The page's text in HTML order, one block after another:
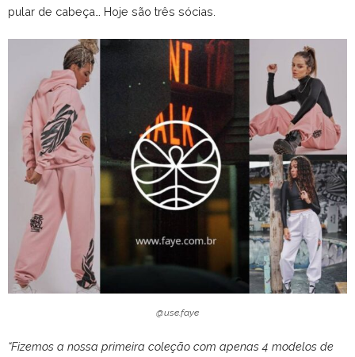
pular de cabeça… Hoje são três sócias.
@use.faye
“Fizemos a nossa primeira coleção com apenas 4 modelos de